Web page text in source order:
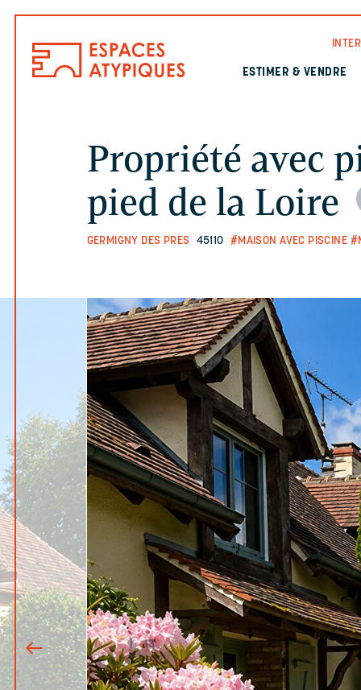
ESTIMER & VENDRE
Propriété avec
pied de la Loire
GERMIGNY DES PRES 45110 #MAISON AVEC PISCINE
1 | 13